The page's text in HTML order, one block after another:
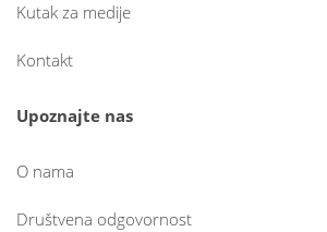
Kutak za medije
Kontakt
Upoznajte nas
O nama
Društvena odgovornost